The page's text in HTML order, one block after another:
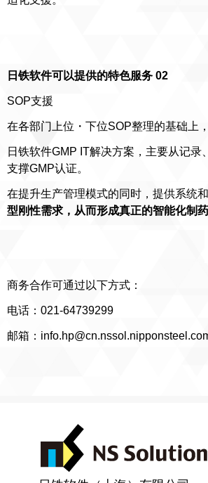
日铁软件可以提供的特色服务 02
SOP支援
在各部门上位・下位SOP整理的基础上
日铁软件GMP IT解决方案，主要从记录
支撑GMP认证。
在提升生产管理模式的同时，提供系统
型刚性需求，从而形成真正的智能化制药
商务合作可通过以下方式：
电话：021-64739299
邮箱：